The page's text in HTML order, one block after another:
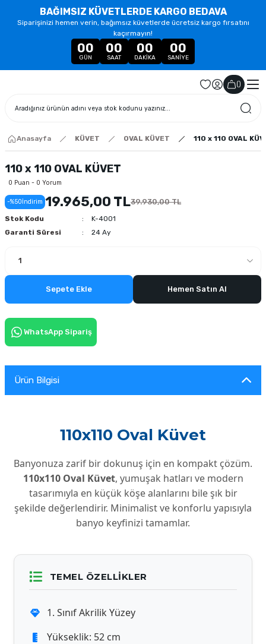
BAĞIMSIZ KÜVETLERDE KARGO BEDAVA
Siparişinizi hemen verin, bağımsız küvetlerde ücretsiz kargo fırsatını
kaçırmayın!
00
GÜN
00
SAAT
00
DAKIKA
00
SANIYE
()
Anasayfa KÜVET OVAL KÜVET 110 x 110 OVAL
110 x 110 OVAL KÜVET
0 Puan - 0 Yorum
-%50İndirim 19.965,00 TL39.930,00 TL
Stok Kodu
K-4001
Garanti Süresi
24 Ay
Sepete Ekle Hemen Satın Al
WhatsApp Sipariş
Ürün Bilgisi
110x110 Oval Küvet
Banyonuza zarif bir dokunuş için en kompakt çözüm.
110x110 Oval Küvet, yumuşak hatları ve modern
tasarımıyla en küçük köşe alanlarını bile şık bir
şekilde değerlendirir. Minimalist ve konforlu yapısıyla
banyo keyfinizi tamamlar.
TEMEL ÖZELLIKLER
1. Sınıf Akrilik Yüzey
Yükseklik: 52 cm